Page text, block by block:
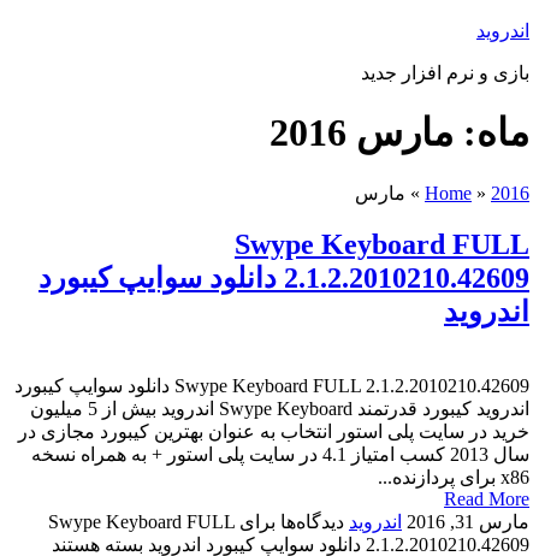
اندروید
بازی و نرم افزار جدید
ماه: مارس 2016
Home » 2016
» مارس
Swype Keyboard FULL
2.1.2.2010210.42609 دانلود سوایپ کیبورد
اندروید
Swype Keyboard FULL 2.1.2.2010210.42609 دانلود سوایپ کیبورد
اندروید کیبورد قدرتمند Swype Keyboard اندروید بیش از 5 میلیون
خرید در سایت پلی استور انتخاب به عنوان بهترین کیبورد مجازی در
سال 2013 کسب امتیاز 4.1 در سایت پلی استور + به همراه نسخه
x86 برای پردازنده...
Read More
مارس 31, 2016
اندروید دیدگاه‌ها
برای Swype Keyboard FULL
2.1.2.2010210.42609 دانلود سوایپ کیبورد اندروید
بسته هستند